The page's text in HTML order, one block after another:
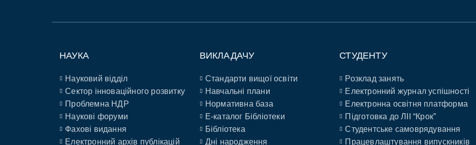
НАУКА
Науковий відділ
Сектор інноваційного розвитку
Проблемна НДР
Наукові форуми
Фахові видання
Електронний архів публікацій
ВИКЛАДАЧУ
Стандарти вищої освіти
Навчальні плани
Нормативна база
E-каталог Бібліотеки
Бібліотека
Дні народження
СТУДЕНТУ
Розклад занять
Електронний журнал успішності
Електронна освітня платформа
Підготовка до ЛІІ “Крок”
Студентське самоврядування
Працевлаштування випускників